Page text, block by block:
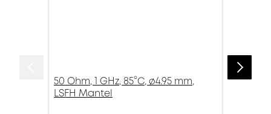
50 Ohm, 1 GHz, 85°C, ø4.95 mm,
LSFH Mantel